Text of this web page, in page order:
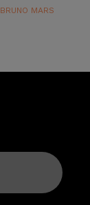
BRUNO MARS